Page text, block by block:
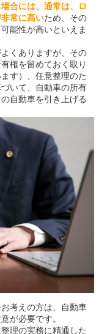
合には、通常は、ロ
常に高いため、その
能性が高いといえま
くありますが、その
権を留めておく取り
す）、任意整理のた
いて、自動車の所有
自動車を引き上げる
考えの方は、自動車
が必要です。
理の実務に精通した